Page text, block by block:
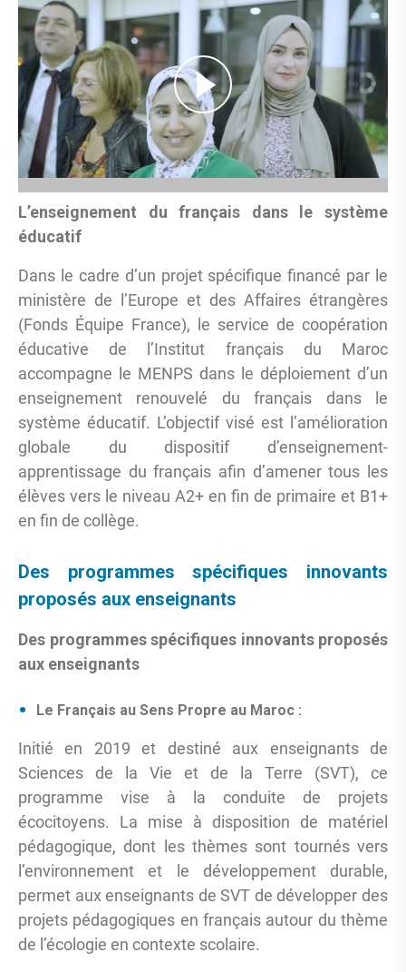
L’enseignement du français dans le système
éducatif
Dans le cadre d’un projet spécifique financé par le
ministère de l’Europe et des Affaires étrangères
(Fonds Équipe France), le service de coopération
éducative de l’Institut français du Maroc
accompagne le MENPS dans le déploiement d’un
enseignement renouvelé du français dans le
système éducatif. L’objectif visé est l’amélioration
globale du dispositif d’enseignement-
apprentissage du français afin d’amener tous les
élèves vers le niveau A2+ en fin de primaire et B1+
en fin de collège.
Des programmes spécifiques innovants
proposés aux enseignants
Des programmes spécifiques innovants proposés
aux enseignants
Le Français au Sens Propre au Maroc :
Initié en 2019 et destiné aux enseignants de
Sciences de la Vie et de la Terre (SVT), ce
programme vise à la conduite de projets
écocitoyens. La mise à disposition de matériel
pédagogique, dont les thèmes sont tournés vers
l’environnement et le développement durable,
permet aux enseignants de SVT de développer des
projets pédagogiques en français autour du thème
de l’écologie en contexte scolaire.